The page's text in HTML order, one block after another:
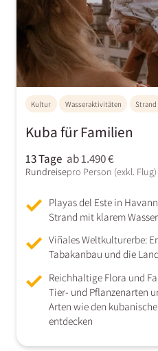
Kultur Wasseraktivitäten Strand
Kuba für Familien
13 Tage
Rundreise
ab 1.490 €
pro Person (exkl. Flug)
Playas del Este in
Strand mit klarem
Viñales Weltkulturerbe:
Tabakanbau und die
Reichhaltige Flora und
Tier- und Pflanzenarten
Arten wie den
entdecken